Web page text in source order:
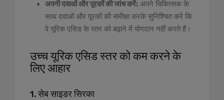
अपनी दवाओं और पूरकों की जांच करें: अपने चिकित्सक के
साथ दवाओं और पूरकों की समीक्षा करके सुनिश्चित करें कि
वे यूरिक एसिड के स्तर को बढ़ाने में योगदान नहीं करते हैं।
उच्च यूरिक एसिड स्तर को कम करने के
लिए आहार
1. सेब साइडर सिरका